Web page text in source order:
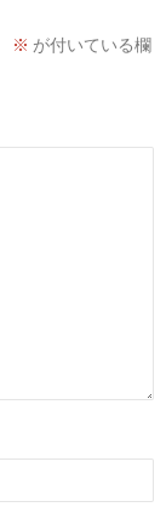
※ が付いている欄